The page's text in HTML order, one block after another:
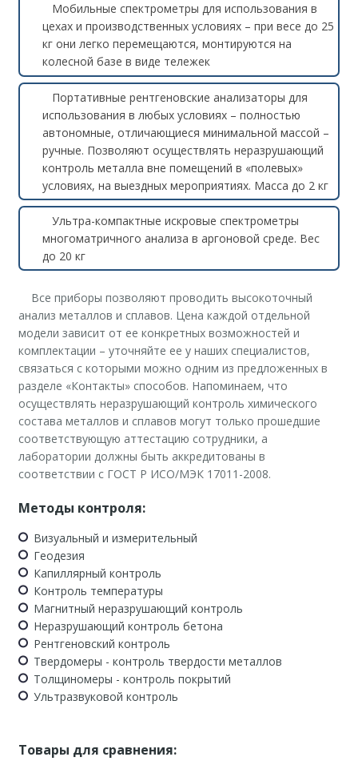
Мобильные спектрометры для использования в
цехах и производственных условиях – при весе до 25
кг они легко перемещаются, монтируются на
колесной базе в виде тележек
Портативные рентгеновские анализаторы для
использования в любых условиях – полностью
автономные, отличающиеся минимальной массой –
ручные. Позволяют осуществлять неразрушающий
контроль металла вне помещений в «полевых»
условиях, на выездных мероприятиях. Масса до 2 кг
Ультра-компактные искровые спектрометры
многоматричного анализа в аргоновой среде. Вес
до 20 кг
Все приборы позволяют проводить высокоточный
анализ металлов и сплавов. Цена каждой отдельной
модели зависит от ее конкретных возможностей и
комплектации – уточняйте ее у наших специалистов,
связаться с которыми можно одним из предложенных в
разделе «Контакты» способов. Напоминаем, что
осуществлять неразрушающий контроль химического
состава металлов и сплавов могут только прошедшие
соответствующую аттестацию сотрудники, а
лаборатории должны быть аккредитованы в
соответствии с ГОСТ Р ИСО/МЭК 17011-2008.
Методы контроля:
Визуальный и измерительный
Геодезия
Капиллярный контроль
Контроль температуры
Магнитный неразрушающий контроль
Неразрушающий контроль бетона
Рентгеновский контроль
Твердомеры - контроль твердости металлов
Толщиномеры - контроль покрытий
Ультразвуковой контроль
Товары для сравнения: